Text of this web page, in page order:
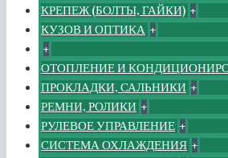
КРЕПЕЖ (БОЛТЫ, ГАЙКИ) +
КУЗОВ И ОПТИКА +
+
ОТОПЛЕНИЕ И
ПРОКЛАДКИ, САЛЬНИКИ +
РЕМНИ, РОЛИКИ +
РУЛЕВОЕ УПРАВЛЕНИЕ +
СИСТЕМА ОХЛАЖДЕНИЯ +